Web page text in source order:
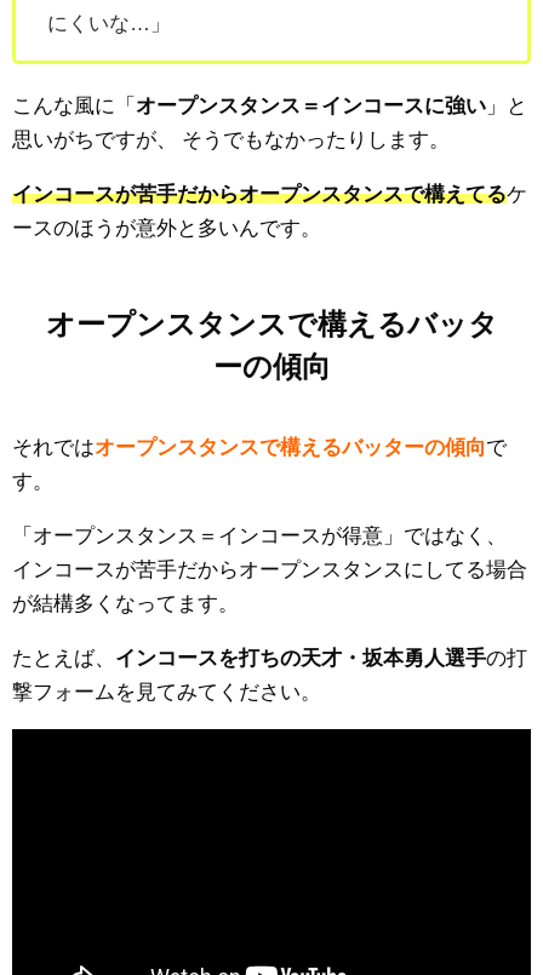
にくいな…」
こんな風に「 オープンスタンス＝インコースに強い 」と
思いがちですが、
そうでもなかったりします。
インコースが苦手だからオープンスタンスで構えてるケ
ースのほうが意外と多いんです。
オープンスタンスで構えるバッタ
ーの傾向
それではオープンスタンスで構えるバッターの傾向で
す。
「オープンスタンス＝インコースが得意」ではなく、
インコースが苦手だからオープンスタンスにしてる場合
が結構多くなってます。
たとえば、 インコースを打ちの天才・坂本勇人選手の打
撃フォームを見てみてください。